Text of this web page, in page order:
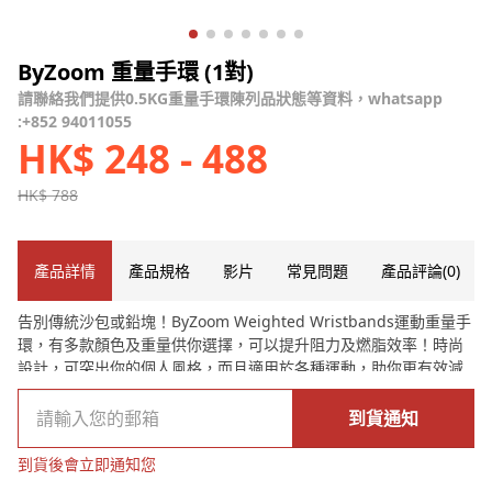
ByZoom 重量手環 (1對)
請聯絡我們提供0.5KG重量手環陳列品狀態等資料，whatsapp
:+852 94011055
HK$ 248 - 488
HK$ 788
到貨通知
到貨後會立即通知您
產品詳情 產品規格 影片 常見問題 產品評論(0)
告別傳統沙包或鉛塊！ByZoom Weighted Wristbands運動重量手
環，有多款顏色及重量供你選擇，可以提升阻力及燃脂效率！時尚
設計，可突出你的個人風格，而且適用於各種運動，助你更有效減
脂。手環附有織帶2段貼心綁法設計，輕鬆調整左右兩邊織帶，可拆
卸水洗，方便又衛生！